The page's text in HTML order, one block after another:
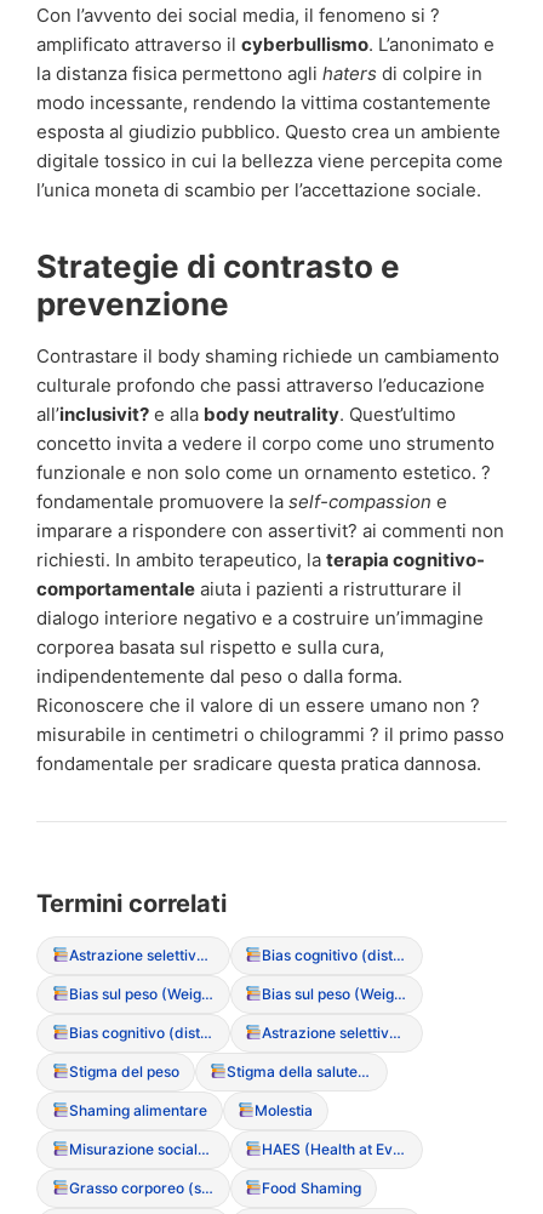
Con l’avvento dei social media, il fenomeno si ?
amplificato attraverso il cyberbullismo. L’anonimato e
la distanza fisica permettono agli haters di colpire in
modo incessante, rendendo la vittima costantemente
esposta al giudizio pubblico. Questo crea un ambiente
digitale tossico in cui la bellezza viene percepita come
l’unica moneta di scambio per l’accettazione sociale.
Strategie di contrasto e
prevenzione
Contrastare il body shaming richiede un cambiamento
culturale profondo che passi attraverso l’educazione
all’inclusivit? e alla body neutrality. Quest’ultimo
concetto invita a vedere il corpo come uno strumento
funzionale e non solo come un ornamento estetico. ?
fondamentale promuovere la self-compassion e
imparare a rispondere con assertivit? ai commenti non
richiesti. In ambito terapeutico, la terapia cognitivo-
comportamentale aiuta i pazienti a ristrutturare il
dialogo interiore negativo e a costruire un’immagine
corporea basata sul rispetto e sulla cura,
indipendentemente dal peso o dalla forma.
Riconoscere che il valore di un essere umano non ?
misurabile in centimetri o chilogrammi ? il primo passo
fondamentale per sradicare questa pratica dannosa.
Termini correlati
Astrazione selettiva (bias cognitivo) Bias cognitivo (distorsione del pensiero)
Bias sul peso (Weight Bias) Bias sul peso (Weight Bias)
Bias cognitivo (distorsione del pensiero) Astrazione selettiva (bias cognitivo)
Stigma del peso Stigma della salute mentale
Shaming alimentare Molestia
Misurazione sociale del successo (basata sul peso) HAES (Health at Every Size – Movimento culturale)
Grasso corporeo (stigma sociale) Food Shaming